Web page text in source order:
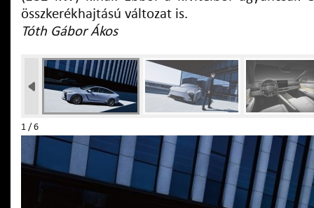
összkerékhajtású változat is.
Tóth Gábor Ákos
1 / 6